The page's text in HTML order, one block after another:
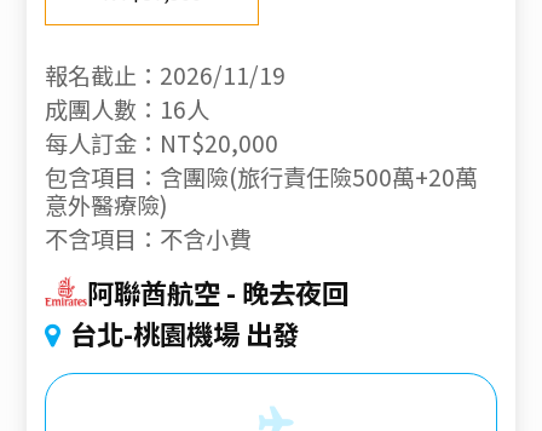
報名截止：2026/11/19
成團人數：16人
每人訂金：NT$20,000
包含項目：含團險(旅行責任險500萬+20萬
意外醫療險)
不含項目：不含小費
阿聯酋航空 晚去夜回
台北-桃園機場 出發